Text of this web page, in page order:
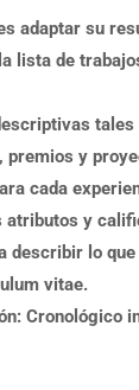
adaptar su
lista de
y
cada
y
lo
vitae.
Cronológico